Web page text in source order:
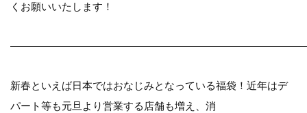
くお願いいたします！
新春といえば日本ではおなじみとなっている福袋！近年はデ
パート等も元旦より営業する店舗も増え、消